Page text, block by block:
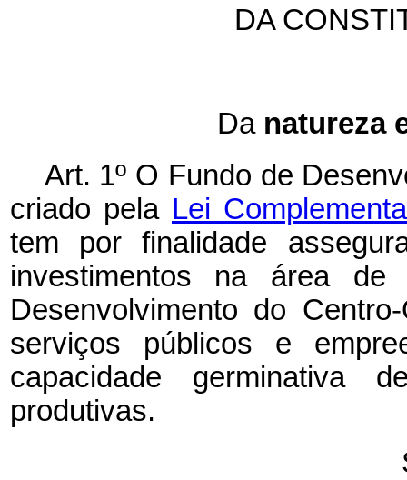
DA
Da natureza
Art. 1º O Fundo de
criado pela Lei
tem por finalidade
investimentos na área de
Desenvolvimento do
serviços públicos e
capacidade germinativa
produtivas.